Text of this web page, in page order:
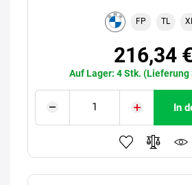
FP TL
216,34 €
Auf Lager: 4 Stk. (Lieferung
In